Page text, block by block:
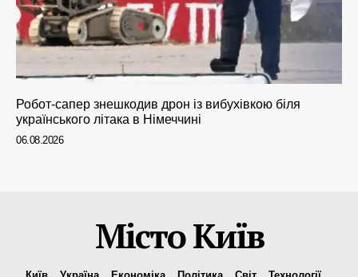
Робот-сапер знешкодив дрон із вибухівкою біля
українського літака в Німеччині
06.08.2026
Місто Київ